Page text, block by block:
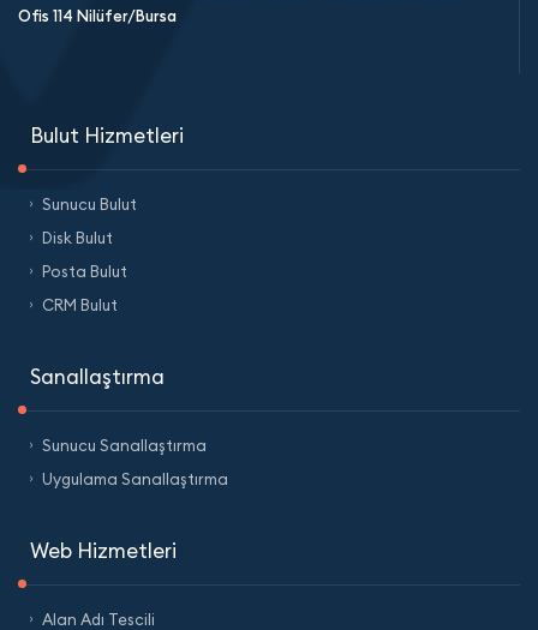
Ofis 114 Nilüfer/Bursa
Bulut Hizmetleri
Sunucu Bulut
Disk Bulut
Posta Bulut
CRM Bulut
Sanallaştırma
Sunucu Sanallaştırma
Uygulama Sanallaştırma
Web Hizmetleri
Alan Adı Tescili